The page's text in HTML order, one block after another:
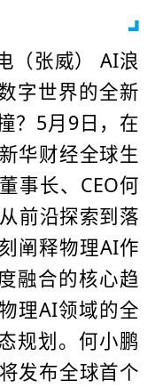
（张威） AI浪
字世界的全新
？5月9日，在
华财经全球生
事长、CEO何
前沿探索到落
阐释物理AI作
融合的核心趋
理AI领域的全
规划。何小鹏
发布全球首个